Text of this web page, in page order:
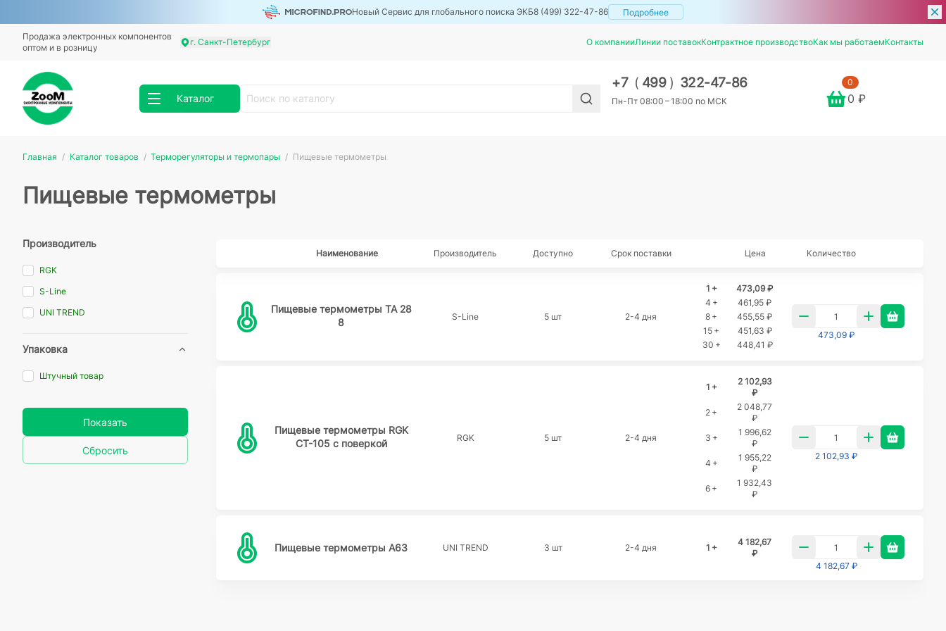
Новый Сервис для глобального поиска ЭКБ8 (499) 322-47-86 Подробнее
Продажа электронных компонентов
оптом и в розницу
г. Санкт-Петербург О компанииЛинии поставокКонтрактное производствоКак мы работаемКонтакты
Каталог
+7 ( 499 ) 322-47-86
Пн-Пт 08:00 – 18:00 по МСК
0
0 ₽
Главная Каталог товаров Терморегуляторы и термопары Пищевые термометры
Пищевые термометры
Производитель
RGK
S-Line
UNI TREND
Упаковка
Штучный товар
Показать
Сбросить
Наименование Производитель Доступно Срок поставки Цена Количество
Пищевые термометры TA 28
8
S-Line 5 шт 2-4 дня
1 +
473,09 ₽
4 +
461,95 ₽
8 +
455,55 ₽
15 +
451,63 ₽
30 +
448,41 ₽
473,09 ₽
Пищевые термометры RGK
CT-105 с поверкой
RGK 5 шт 2-4 дня
1 +
2 102,93
₽
2 +
2 048,77
₽
3 +
1 996,62
₽
4 +
1 955,22
₽
6 +
1 932,43
₽
2 102,93 ₽
Пищевые термометры A63 UNI TREND 3 шт 2-4 дня 1 +
4 182,67
₽
4 182,67 ₽